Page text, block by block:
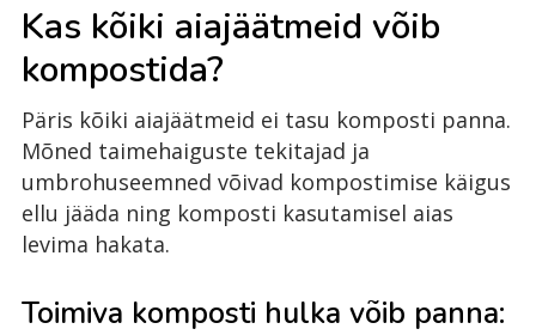
Kas kõiki aiajäätmeid võib
kompostida?
Päris kõiki aiajäätmeid ei tasu komposti panna.
Mõned taimehaiguste tekitajad ja
umbrohuseemned võivad kompostimise käigus
ellu jääda ning komposti kasutamisel aias
levima hakata.
Toimiva komposti hulka võib panna: